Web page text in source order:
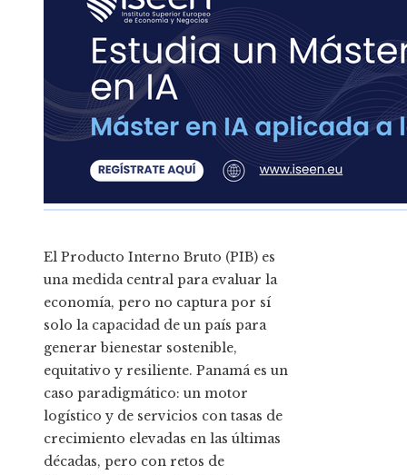
El Producto Interno Bruto (PIB) es
una medida central para evaluar la
economía, pero no captura por sí
solo la capacidad de un país para
generar bienestar sostenible,
equitativo y resiliente. Panamá es un
caso paradigmático: un motor
logístico y de servicios con tasas de
crecimiento elevadas en las últimas
décadas, pero con retos de